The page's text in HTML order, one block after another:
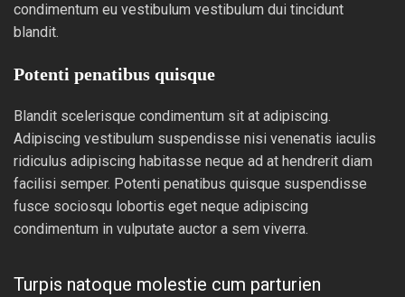
condimentum eu vestibulum vestibulum dui tincidunt
blandit.
Potenti penatibus quisque
Blandit scelerisque condimentum sit at adipiscing.
Adipiscing vestibulum suspendisse nisi venenatis iaculis
ridiculus adipiscing habitasse neque ad at hendrerit diam
facilisi semper. Potenti penatibus quisque suspendisse
fusce sociosqu lobortis eget neque adipiscing
condimentum in vulputate auctor a sem viverra.
Turpis natoque molestie cum parturien